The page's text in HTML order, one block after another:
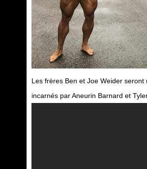
Les frères Ben et Joe Weider seront
incarnés par Aneurin Barnard et